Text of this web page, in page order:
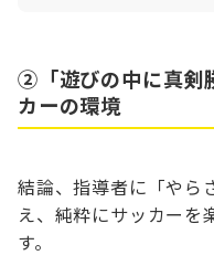
②「遊びの中に真剣
カーの環境
結論、指導者に「やら
え、純粋にサッカーを
す。